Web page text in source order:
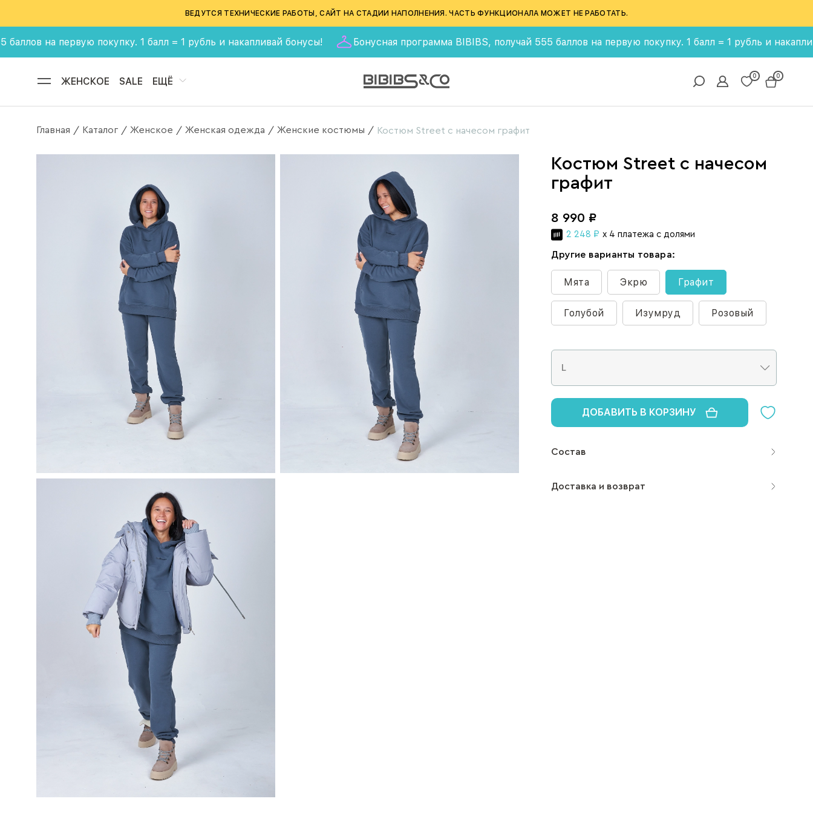
ВЕДУТСЯ ТЕХНИЧЕСКИЕ РАБОТЫ, САЙТ НА СТАДИИ НАПОЛНЕНИЯ. ЧАСТЬ ФУНКЦИОНАЛА МОЖЕТ НЕ РАБОТАТЬ.
первую покупку. 1 балл = 1 рубль и накапливай бонусы! Бонусная программа BIBIBS, получай 555 баллов на первую покупку. 1 балл = 1 рубль и накапливай
ЖЕНСКОЕ SALE ЕЩЁ 0 0
Главная / Каталог / Женское / Женская одежда / Женские костюмы / Костюм Street с начесом графит
Костюм Street с начесом
графит
8 990 ₽
2 248 ₽ x 4 платежа с долями
Другие варианты товара:
Мята Экрю Графит
Голубой Изумруд Розовый
ДОБАВИТЬ В КОРЗИНУ
Состав
Доставка и возврат